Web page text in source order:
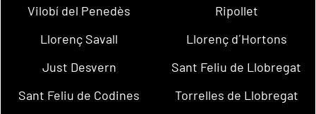
Vilobí del Penedès
Ripollet
Llorenç Savall
Llorenç d´Hortons
Just Desvern
Sant Feliu de Llobregat
Sant Feliu de Codines
Torrelles de Llobregat